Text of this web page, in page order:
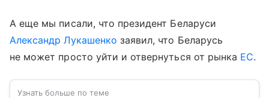
А еще мы писали, что президент Беларуси
Александр Лукашенко заявил, что Беларусь
не может просто уйти и отвернуться от рынка ЕС.
Узнать больше по теме